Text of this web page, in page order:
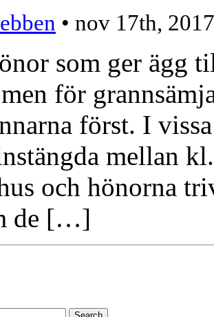
• nov 17th,
som ger ägg
för
först. I
mellan
och hönorna
de […]